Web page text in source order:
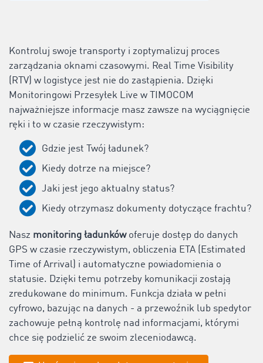
Kontroluj swoje transporty i zoptymalizuj proces
zarządzania oknami czasowymi. Real Time Visibility
(RTV) w logistyce jest nie do zastąpienia. Dzięki
Monitoringowi Przesyłek Live w TIMOCOM
najważniejsze informacje masz zawsze na wyciągnięcie
ręki i to w czasie rzeczywistym:
Gdzie jest Twój ładunek?
Kiedy dotrze na miejsce?
Jaki jest jego aktualny status?
Kiedy otrzymasz dokumenty dotyczące frachtu?
Nasz monitoring ładunkówoferuje dostęp do danych
GPS w czasie rzeczywistym, obliczenia ETA (Estimated
Time of Arrival) i automatyczne powiadomienia o
statusie. Dzięki temu potrzeby komunikacji zostają
zredukowane do minimum. Funkcja działa w pełni
cyfrowo, bazując na danych - a przewoźnik lub spedytor
zachowuje pełną kontrolę nad informacjami, którymi
chce się podzielić ze swoim zleceniodawcą.